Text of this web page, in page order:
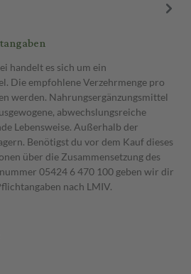
handelt es sich um ein
Die empfohlene Verzehrmenge pro
werden. Nahrungsergänzungsmittel
abwechslungsreiche
Lebensweise. Außerhalb der
Benötigst du vor dem Kauf dieses
über die Zusammensetzung des
05424 6 470 100 geben wir dir
nach LMIV.